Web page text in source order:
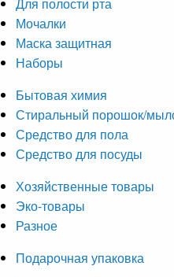
Для полости рта
Мочалки
Маска защитная
Наборы
Бытовая химия
Стиральный порошок/
Средство для пола
Средство для посуды
Хозяйственные товары
Эко-товары
Разное
Подарочная упаковка